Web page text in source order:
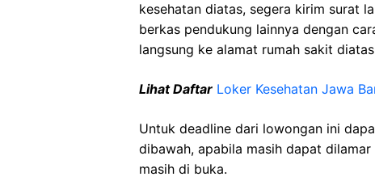
kesehatan diatas, segera kirim surat
berkas pendukung lainnya dengan
langsung ke alamat rumah sakit
Lihat Daftar Loker Kesehatan Jawa
Untuk deadline dari lowongan ini
dibawah, apabila masih dapat
masih di buka.